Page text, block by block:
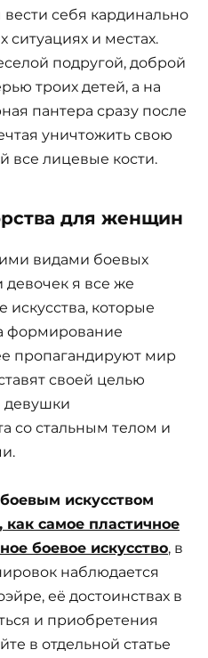
себя кардинально
ситуациях и местах.
подругой, доброй
троих детей, а на
пантера сразу после
уничтожить свою
все лицевые кости.
для женщин
видами боевых
я все же
которые
формирование
пропагандируют мир
своей целью
девушки
со стальным телом и
искусством
как самое пластичное
боевое искусство, в
наблюдается
её достоинствах в
и приобретения
в отдельной статье